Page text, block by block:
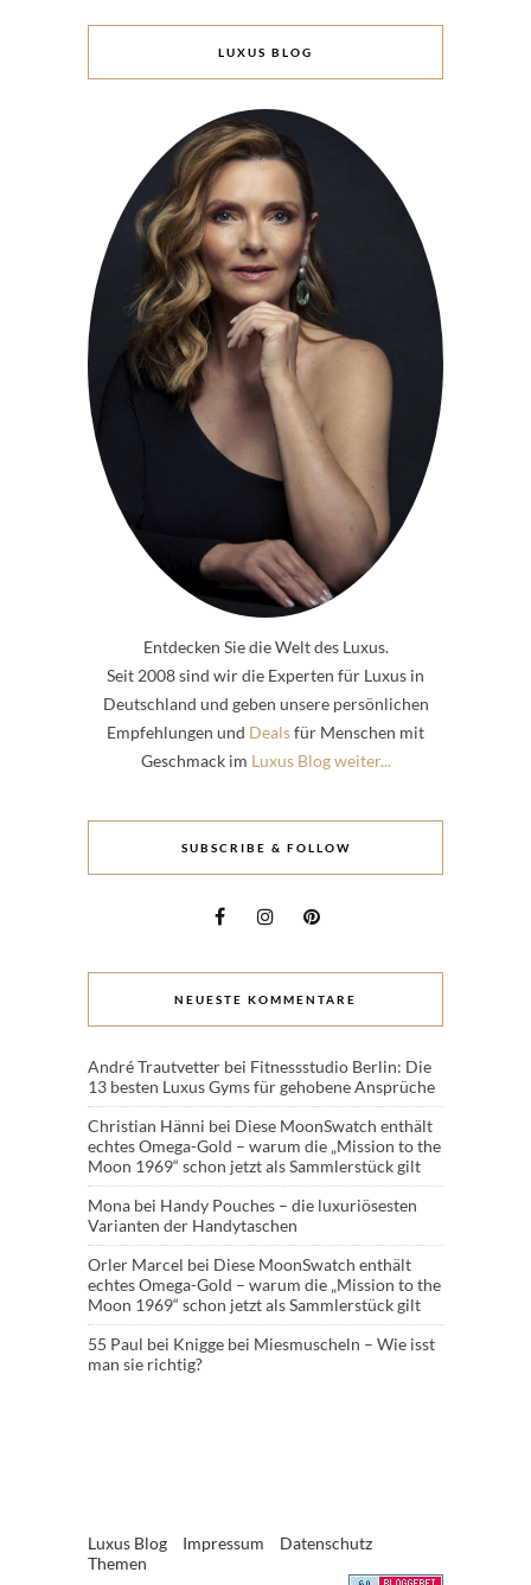
LUXUS BLOG
Entdecken Sie die Welt des Luxus.
Seit 2008 sind wir die Experten für Luxus in
Deutschland und geben unsere persönlichen
Empfehlungen und Dealsfür Menschen mit
Geschmack im Luxus Blog weiter...
SUBSCRIBE & FOLLOW
NEUESTE KOMMENTARE
André Trautvetter bei Fitnessstudio Berlin: Die
13 besten Luxus Gyms für gehobene Ansprüche
Christian Hänni bei Diese MoonSwatch enthält
echtes Omega-Gold – warum die „Mission to the
Moon 1969“ schon jetzt als Sammlerstück gilt
Mona bei Handy Pouches – die luxuriösesten
Varianten der Handytaschen
Orler Marcel bei Diese MoonSwatch enthält
echtes Omega-Gold – warum die „Mission to the
Moon 1969“ schon jetzt als Sammlerstück gilt
55 Paul bei Knigge bei Miesmuscheln – Wie isst
man sie richtig?
Luxus Blog Impressum
Datenschutz
Themen